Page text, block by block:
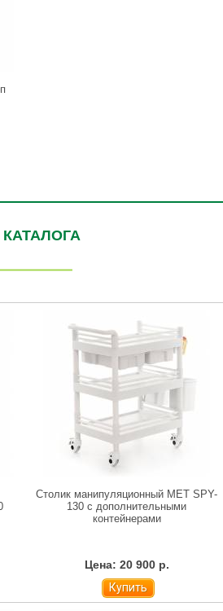
Столик манипуляционный МЕТ SPY-
130 с дополнительными
контейнерами
Цена: 20 900 р.
Купить